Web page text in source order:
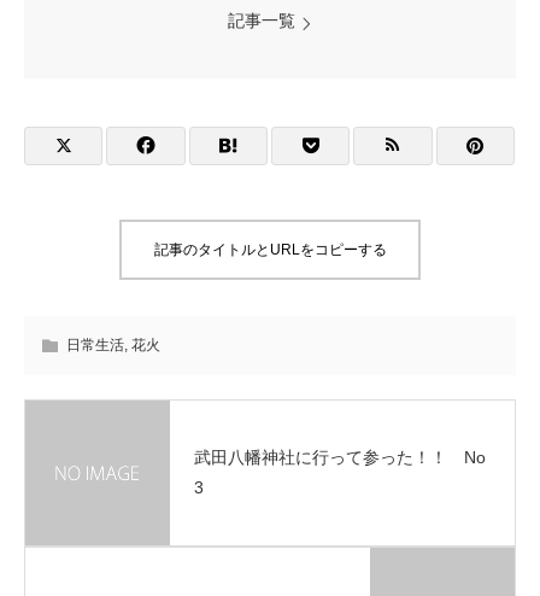
記事一覧
記事のタイトルとURLをコピーする
日常生活, 花火
武田八幡神社に行って参った！！ No
3